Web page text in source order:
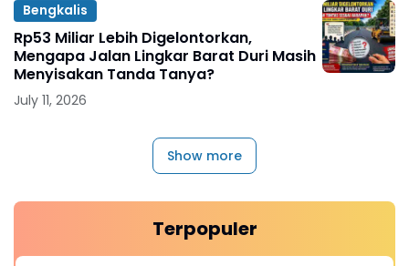
Bengkalis
Rp53 Miliar Lebih Digelontorkan,
Mengapa Jalan Lingkar Barat Duri Masih
Menyisakan Tanda Tanya?
July 11, 2026
Show more
Terpopuler